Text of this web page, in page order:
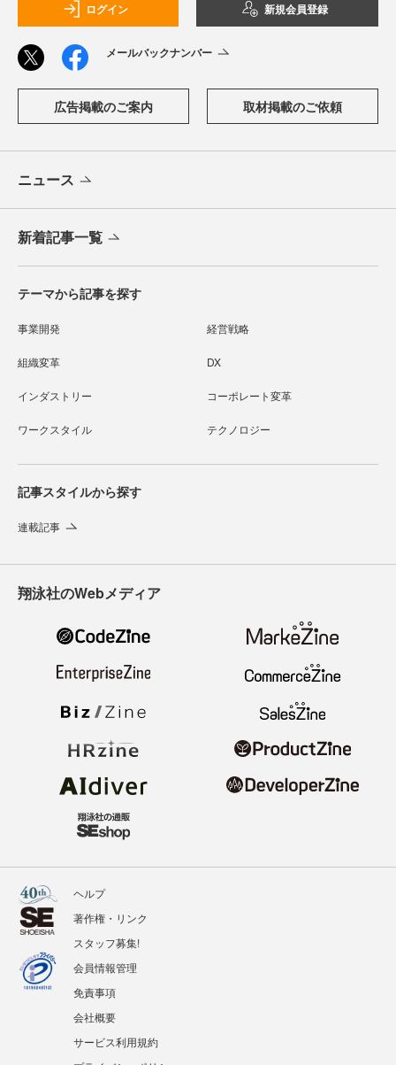
ログイン 新規会員登録
メールバックナンバー
広告掲載のご案内 取材掲載のご依頼
ニュース
新着記事一覧
テーマから記事を探す
事業開発 経営戦略
組織変革 DX
インダストリー コーポレート変革
ワークスタイル テクノロジー
記事スタイルから探す
連載記事
翔泳社のWebメディア
ヘルプ
著作権・リンク
スタッフ募集!
会員情報管理
免責事項
会社概要
サービス利用規約